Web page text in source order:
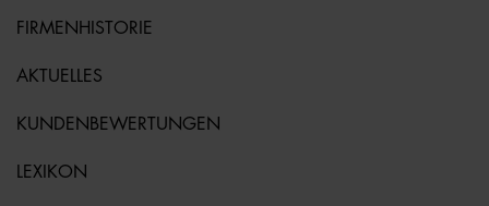
FIRMENHISTORIE
AKTUELLES
KUNDENBEWERTUNGEN
LEXIKON